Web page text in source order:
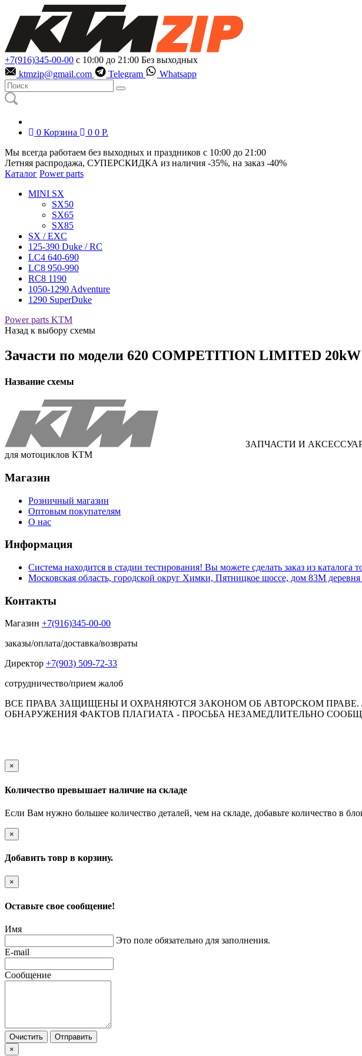
+7(916)345-00-00 с 10:00 до 21:00 Без выходных
ktmzip@gmail.com
Telegram Whatsapp
0 Корзина 0 0 Р.
Мы всегда работаем без выходных и праздников с 10:00 до 21:00
Летняя распродажа, СУПЕРСКИДКА из наличия -35%, на заказ -40%
Каталог Power parts
MINI SX
SX50
SX65
SX85
SX / EXC
125-390 Duke / RC
LC4 640-690
LC8 950-990
RC8 1190
1050-1290 Adventure
1290 SuperDuke
Power parts KTM
Назад к выбору схемы
Зачасти по модели 620 COMPETITION LIMITED
Название схемы
ЗАПЧАСТИ И
для мотоциклов КТМ
Магазин
Розничный магазин
Оптовым покупателям
О нас
Информация
Система находится в стадии тестирования! Вы можете сделать заказ из
Московская область, городской округ Химки, Пятницкое шоссе, дом 83М деревня
Контакты
Магазин +7(916)345-00-00
заказы/оплата/доставка/возвраты
Директор +7(903) 509-72-33
сотрудничество/прием жалоб
ВСЕ ПРАВА ЗАЩИЩЕНЫ И ОХРАНЯЮТСЯ ЗАКОНОМ ОБ АВТОРСКОМ ПРАВЕ.
ОБНАРУЖЕНИЯ ФАКТОВ ПЛАГИАТА - ПРОСЬБА НЕЗАМЕДЛИТЕЛЬНО
×
Количество превышает наличие на складе
Если Вам нужно большее количество деталей, чем на складе, добавьте количество в
×
Добавить товр в корзину.
×
Оставьте свое сообщение!
Имя
Это поле обязательно для заполнения.
E-mail
Сообщение
Очистить
Отправить
×